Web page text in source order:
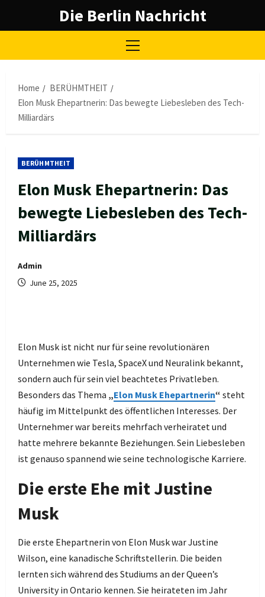
Die Berlin Nachricht
Primary
Home
BERÜHMTHEIT
Elon Musk Ehepartnerin: Das bewegte Liebesleben des Tech-
Milliardärs
BERÜHMTHEIT
Elon Musk Ehepartnerin: Das
bewegte Liebesleben des Tech-
Milliardärs
Admin
June 25, 2025
Elon Musk ist nicht nur für seine revolutionären
Unternehmen wie Tesla, SpaceX und Neuralink bekannt,
sondern auch für sein viel beachtetes Privatleben.
Besonders das Thema „Elon Musk Ehepartnerin“ steht
häufig im Mittelpunkt des öffentlichen Interesses. Der
Unternehmer war bereits mehrfach verheiratet und
hatte mehrere bekannte Beziehungen. Sein Liebesleben
ist genauso spannend wie seine technologische Karriere.
Die erste Ehe mit Justine
Musk
Die erste Ehepartnerin von Elon Musk war Justine
Wilson, eine kanadische Schriftstellerin. Die beiden
lernten sich während des Studiums an der Queen’s
University in Ontario kennen. Sie heirateten im Jahr